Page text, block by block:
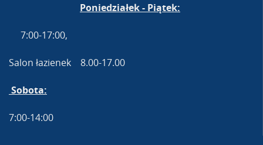
Poniedziałek - Piątek:
7:00-17:00,
Salon łazienek 8.00-17.00
Sobota:
7:00-14:00